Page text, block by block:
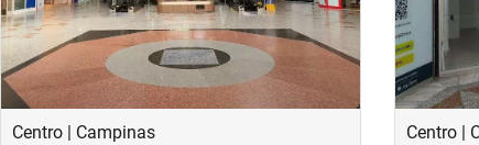
Centro | Campinas Centro |